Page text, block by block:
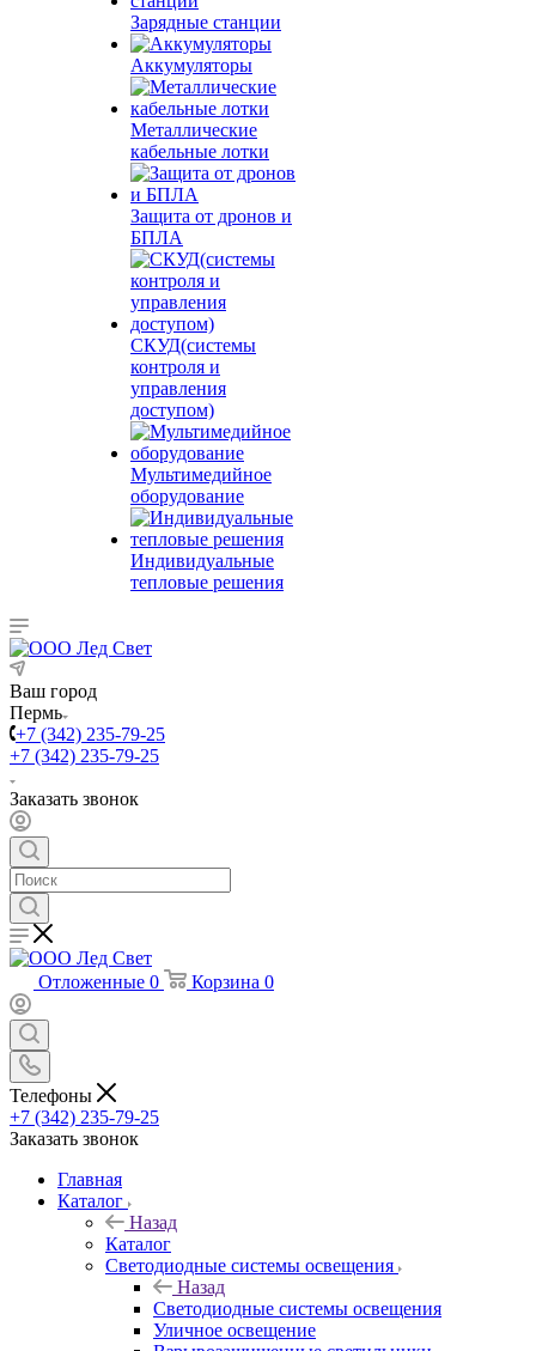
Зарядные станции
Аккумуляторы
Металлические
кабельные лотки
Защита от дронов и
БПЛА
СКУД(системы
контроля и
управления
доступом)
Мультимедийное
оборудование
Индивидуальные
тепловые решения
Ваш город
Пермь
+7 (342) 235-79-25
+7 (342) 235-79-25
Заказать звонок
Отложенные 0 Корзина 0
Телефоны
+7 (342) 235-79-25
Заказать звонок
Главная
Каталог
Назад
Каталог
Светодиодные системы освещения
Назад
Светодиодные системы освещения
Уличное освещение